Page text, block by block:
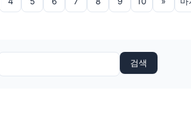
검색